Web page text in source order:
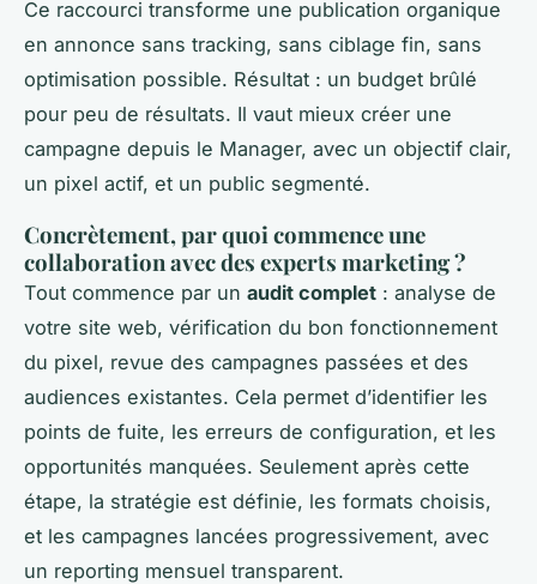
Ce raccourci transforme une publication organique
en annonce sans tracking, sans ciblage fin, sans
optimisation possible. Résultat : un budget brûlé
pour peu de résultats. Il vaut mieux créer une
campagne depuis le Manager, avec un objectif clair,
un pixel actif, et un public segmenté.
Concrètement, par quoi commence une
collaboration avec des experts marketing ?
Tout commence par un audit complet : analyse de
votre site web, vérification du bon fonctionnement
du pixel, revue des campagnes passées et des
audiences existantes. Cela permet d’identifier les
points de fuite, les erreurs de configuration, et les
opportunités manquées. Seulement après cette
étape, la stratégie est définie, les formats choisis,
et les campagnes lancées progressivement, avec
un reporting mensuel transparent.